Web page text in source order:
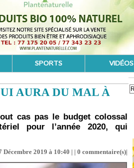
SPORTS VIDÉOS
AURA DU MAL À
cas pas le budget colossal
pour l’année 2020, qui
2019 à 10:40 | | 0 commentaire(s)|